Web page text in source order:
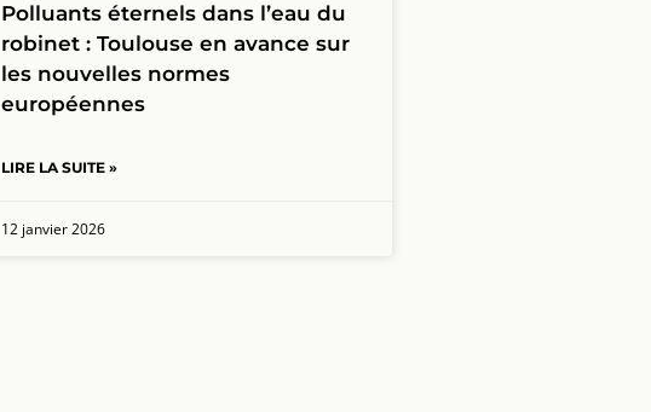
Polluants éternels dans l’eau du
robinet : Toulouse en avance sur
les nouvelles normes
européennes
LIRE LA SUITE »
12 janvier 2026